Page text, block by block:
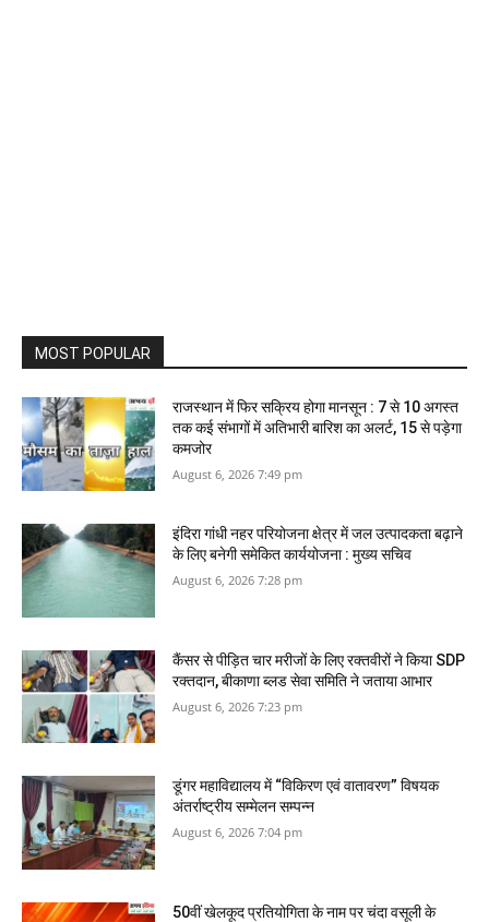
MOST POPULAR
राजस्थान में फिर सक्रिय होगा मानसून : 7 से 10 अगस्त
तक कई संभागों में अतिभारी बारिश का अलर्ट, 15 से पड़ेगा
कमजोर
August 6, 2026 7:49 pm
इंदिरा गांधी नहर परियोजना क्षेत्र में जल उत्पादकता बढ़ाने
के लिए बनेगी समेकित कार्ययोजना : मुख्य सचिव
August 6, 2026 7:28 pm
कैंसर से पीड़ित चार मरीजों के लिए रक्तवीरों ने किया SDP
रक्तदान, बीकाणा ब्लड सेवा समिति ने जताया आभार
August 6, 2026 7:23 pm
डूंगर महाविद्यालय में “विकिरण एवं वातावरण” विषयक
अंतर्राष्ट्रीय सम्मेलन सम्पन्न
August 6, 2026 7:04 pm
50वीं खेलकूद प्रतियोगिता के नाम पर चंदा वसूली के